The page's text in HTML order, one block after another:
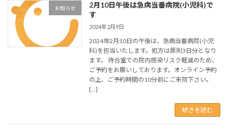
お知らせ
2月10日午後は急病当番病院(小児科)で
す
2024年2月9日
2024年2月10日の午後は、急病当番病院(小児
科)を担当いたします。処方は原則3日分となり
ます。 待合室での院内感染リスク軽減のため、
ご予約をお願いしております。オンライン予約
の上、ご予約時間の10分前にご来院下さい。
[…]
続きを読む